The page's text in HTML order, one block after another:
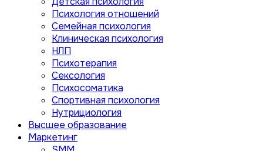
Психология отношений
Семейная психология
Клиническая психология
НЛП
Психотерапия
Сексология
Психосоматика
Спортивная психология
Нутрициология
Высшее образование
Маркетинг